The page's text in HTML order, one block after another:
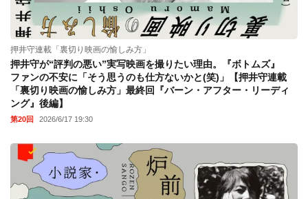
押井守連載「裏切り映画の愉しみ方」
押井守が“評判の悪い”実写映画を撮りたい理由。『ボトムズ』
ファンの不安に「そう思うのも仕方ないかと(笑)」【押井守連載
「裏切り映画の愉しみ方」最終回『バーン・アフター・リーディ
ング』後編】
第20回 2026/6/17 19:30